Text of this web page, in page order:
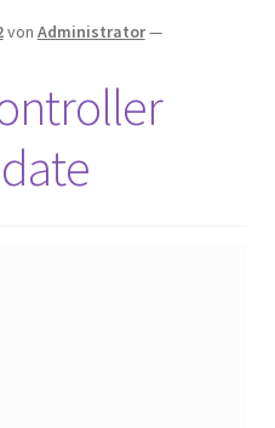
von Administrator—